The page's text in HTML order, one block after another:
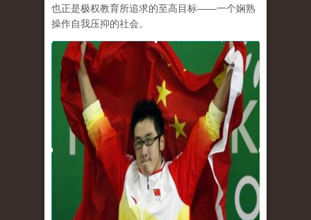
也正是极权教育所追求的至高目标——一个娴熟
操作自我压抑的社会。